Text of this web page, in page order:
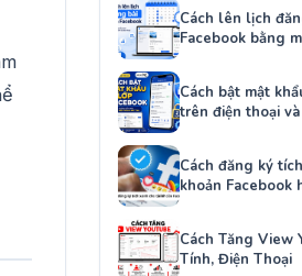
Cách lên lịch
Facebook bằng
thoại
Cách bật mật
trên điện thoại
Cách đăng ký
khoản Facebook
Cách Tăng View
Tính, Điện Thoại